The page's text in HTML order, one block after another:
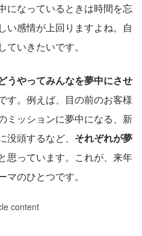
になっているときは時間を忘
い感情が上回りますよね。自
いきたいです。
うやってみんなを夢中にさせ
す。例えば、目の前のお客様
ミッションに夢中になる、新
頭するなど、 それぞれが夢
思っています。これが、来年
のひとつです。